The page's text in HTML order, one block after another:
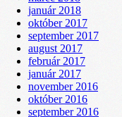
január 2018
október 2017
september 2017
august 2017
február 2017
január 2017
november 2016
október 2016
september 2016